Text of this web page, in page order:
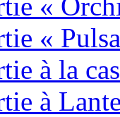
«
à la
à